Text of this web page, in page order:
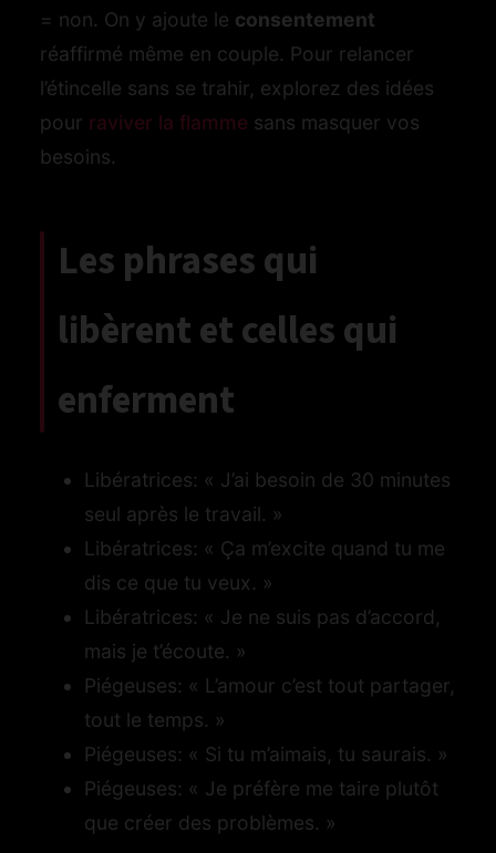
= non. On y ajoute le consentement
réaffirmé même en couple. Pour relancer
l’étincelle sans se trahir, explorez des idées
pour raviver la flamme sans masquer vos
besoins.
Les phrases qui
libèrent et celles qui
enferment
Libératrices: « J’ai besoin de 30 minutes
seul après le travail. »
Libératrices: « Ça m’excite quand tu me
dis ce que tu veux. »
Libératrices: « Je ne suis pas d’accord,
mais je t’écoute. »
Piégeuses: « L’amour c’est tout partager,
tout le temps. »
Piégeuses: « Si tu m’aimais, tu saurais. »
Piégeuses: « Je préfère me taire plutôt
que créer des problèmes. »